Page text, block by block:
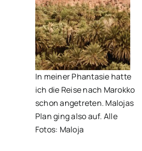
In meiner Phantasie hatte
ich die Reise nach Marokko
schon angetreten. Malojas
Plan ging also auf. Alle
Fotos: Maloja